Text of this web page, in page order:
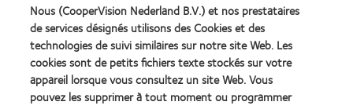
Learn
more
about
Récompense
Silmo
d’Or
du
Learn
more
about
Contact
Lens
Product
of
Nous (CooperVision Nederland B.V.) et nos prestataires
de services désignés utilisons des Cookies et des
technologies de suivi similaires sur notre site Web. Les
cookies sont de petits fichiers texte stockés sur votre
appareil lorsque vous consultez un site Web. Vous
pouvez les supprimer à tout moment ou programmer